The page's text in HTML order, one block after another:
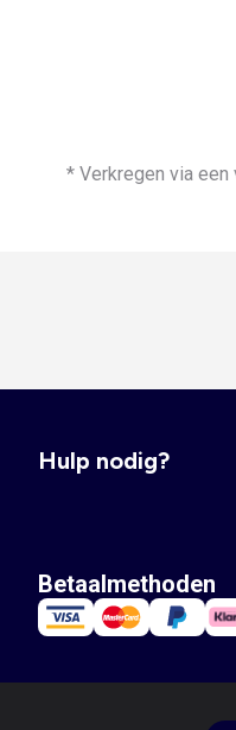
* Verkregen via een
Hulp nodig?
Betaalmethoden